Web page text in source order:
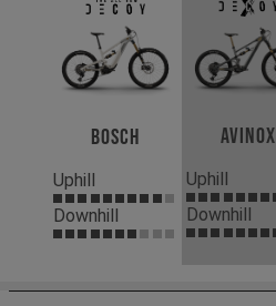
Bosch
Uphill
Downhill
Avinox
Uphill
Downhill